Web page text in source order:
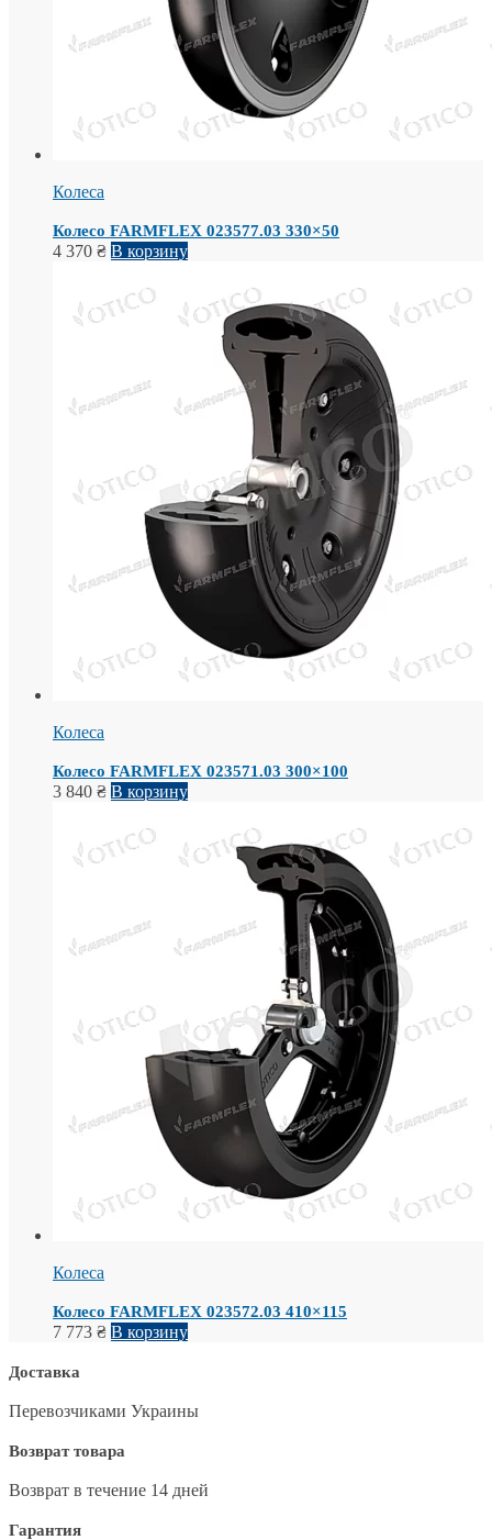
Колеса
Колесо FARMFLEX 023577.03 330×50
4 370 ₴ В корзину
Колеса
Колесо FARMFLEX 023571.03 300×100
3 840 ₴ В корзину
Колеса
Колесо FARMFLEX 023572.03 410×115
7 773 ₴ В корзину
Доставка
Перевозчиками Украины
Возврат товара
Возврат в течение 14 дней
Гарантия